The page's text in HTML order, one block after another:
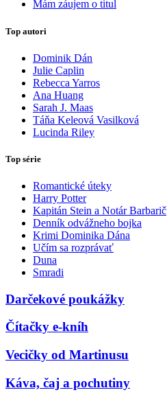
Mám záujem o titul
Top autori
Dominik Dán
Julie Caplin
Rebecca Yarros
Ana Huang
Sarah J. Maas
Táňa Keleová Vasilková
Lucinda Riley
Top série
Romantické úteky
Harry Potter
Kapitán Stein a Notár Barbarič
Denník odvážneho bojka
Krimi Dominika Dána
Učím sa rozprávať
Duna
Smradi
Darčekové poukážky
Čítačky e-kníh
Vecičky od Martinusu
Káva, čaj a pochutiny